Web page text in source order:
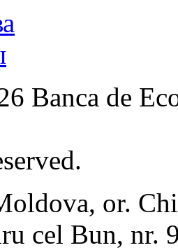
Banca de
or.
cel Bun, nr.